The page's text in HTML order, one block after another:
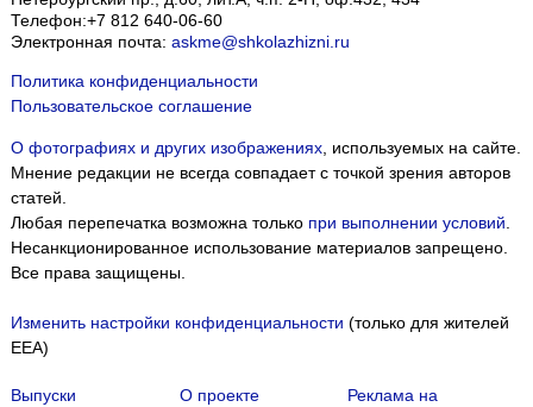
Телефон:+7 812 640-06-60
Электронная почта: askme@shkolazhizni.ru
Политика конфиденциальности
Пользовательское соглашение
О фотографиях и других изображениях, используемых на сайте.
Мнение редакции не всегда совпадает с точкой зрения авторов
статей.
Любая перепечатка возможна только при выполнении условий.
Несанкционированное использование материалов запрещено.
Все права защищены.
Изменить настройки конфиденциальности (только для жителей
EEA)
Выпуски О проекте Реклама на